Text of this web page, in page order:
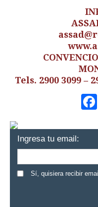
Tels. 2900 3099 –
Ingresa tu email:
Sí, quisiera recibir